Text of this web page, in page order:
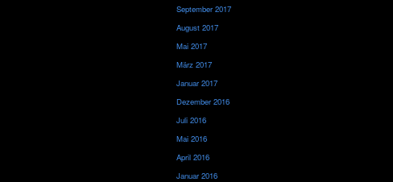
September 2017
August 2017
Mai 2017
März 2017
Januar 2017
Dezember 2016
Juli 2016
Mai 2016
April 2016
Januar 2016